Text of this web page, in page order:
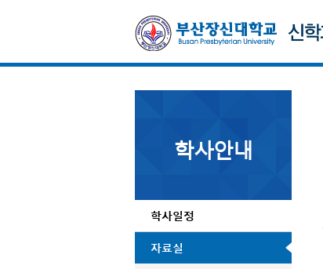
학사안내
학사일정
자료실